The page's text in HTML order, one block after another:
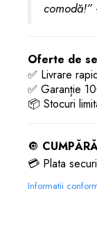
comodă!”
Oferte de
✅ Livrare
✅ Garanție
📦 Stocuri
🔘
💳 Plata
Informatii